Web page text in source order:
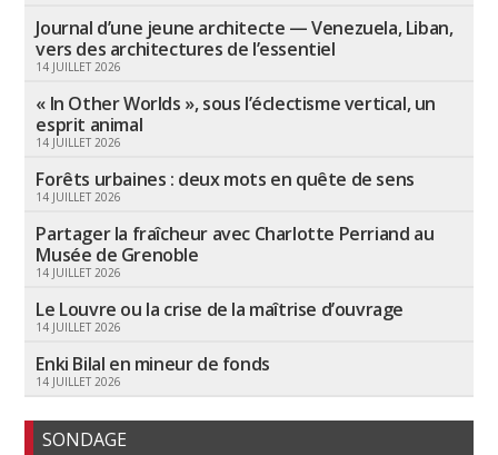
Journal d’une jeune architecte — Venezuela, Liban,
vers des architectures de l’essentiel
14 JUILLET 2026
« In Other Worlds », sous l’éclectisme vertical, un
esprit animal
14 JUILLET 2026
Forêts urbaines : deux mots en quête de sens
14 JUILLET 2026
Partager la fraîcheur avec Charlotte Perriand au
Musée de Grenoble
14 JUILLET 2026
Le Louvre ou la crise de la maîtrise d’ouvrage
14 JUILLET 2026
Enki Bilal en mineur de fonds
14 JUILLET 2026
SONDAGE